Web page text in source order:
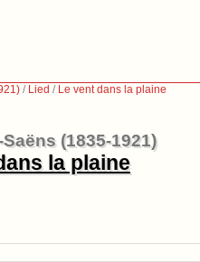
/ Lied / Le vent dans la plaine
(1835-1921)
la plaine